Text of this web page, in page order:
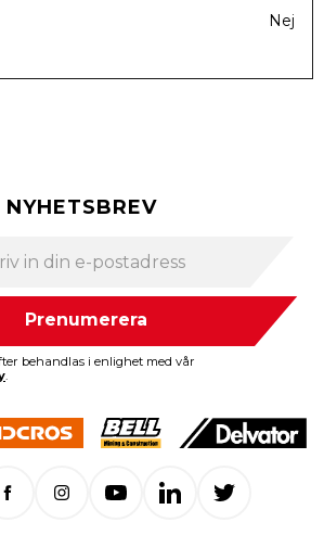
Nej
NYHETSBREV
Prenumerera
behandlas i enlighet med vår
.